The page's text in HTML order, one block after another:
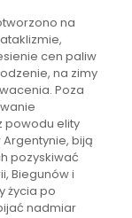
na
cen paliw
na zimy
Poza
powodu elity
biją
pozyskiwać
Biegunów i
życia po
nadmiar